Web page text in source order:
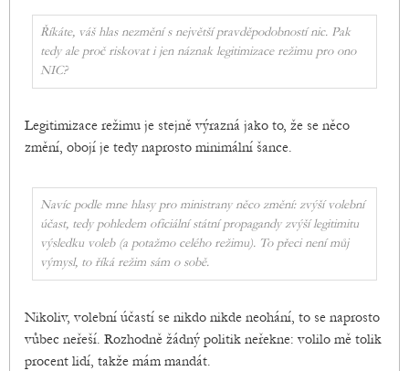
Říkáte, váš hlas nezmění s největší pravděpodobností nic. Pak
tedy ale proč riskovat i jen náznak legitimizace režimu pro ono
NIC?
Legitimizace režimu je stejně výrazná jako to, že se něco
změní, obojí je tedy naprosto minimální šance.
Navíc podle mne hlasy pro ministrany něco změní: zvýší volební
účast, tedy pohledem oficiální státní propagandy zvýší legitimitu
výsledku voleb (a potažmo celého režimu). To přeci není můj
výmysl, to říká režim sám o sobě.
Nikoliv, volební účastí se nikdo nikde neohání, to se naprosto
vůbec neřeší. Rozhodně žádný politik neřekne: volilo mě tolik
procent lidí, takže mám mandát.